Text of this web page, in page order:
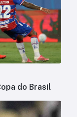
do Brasil